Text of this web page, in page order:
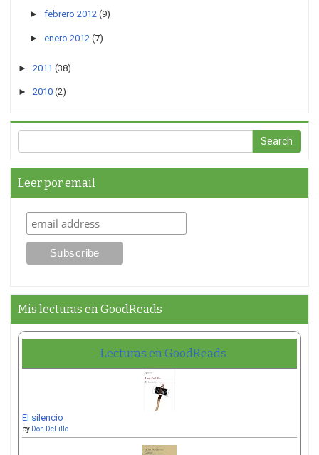
► febrero 2012 (9)
► enero 2012 (7)
► 2011 (38)
► 2010 (2)
Leer por email
Mis lecturas en GoodReads
Lecturas en GoodReads
El silencio
by Don DeLillo